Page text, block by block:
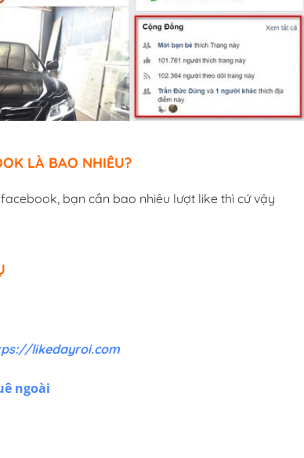
LÀ BAO NHIÊU?
bạn cần bao nhiêu lượt like thì cứ vậy
likedayroi.com
ngoài